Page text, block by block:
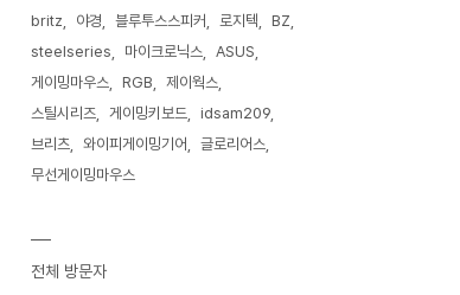
britz
야경 블루투스스피커 로지텍
BZ
steelseries
마이크로닉스
ASUS
게이밍마우스
RGB
제이웍스
스틸시리즈
게이밍키보드
idsam209
브리츠
와이피게이밍기어
글로리어스
무선게이밍마우스
전체 방문자